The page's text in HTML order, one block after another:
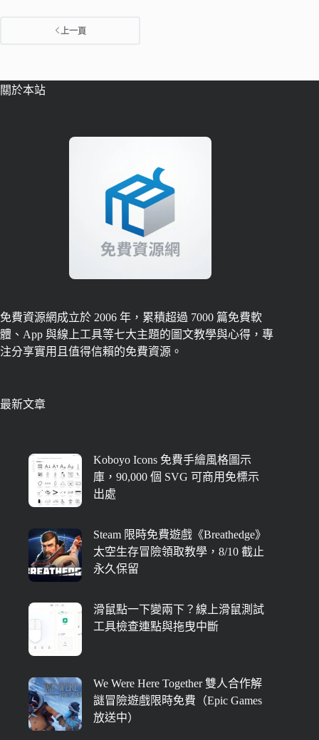
上一頁
關於本站
免費資源網成立於 2006 年，累積超過 7000 篇免費軟
體、App 與線上工具等七大主題的圖文教學與心得，專
注分享實用且值得信賴的免費資源。
最新文章
Koboyo Icons 免費手繪風格圖示
庫，90,000 個 SVG 可商用免標示
出處
Steam 限時免費遊戲《Breathedge》
太空生存冒險領取教學，8/10 截止
永久保留
滑鼠點一下變兩下？線上滑鼠測試
工具檢查連點與拖曳中斷
We Were Here Together 雙人合作解
謎冒險遊戲限時免費（Epic Games
放送中）